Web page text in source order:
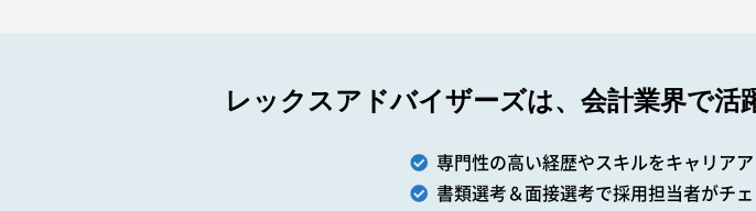
レックスアドバイザーズは、会計業界で活
専門性の高い経歴やスキルをキャリア
書類選考＆面接選考で採用担当者がチ